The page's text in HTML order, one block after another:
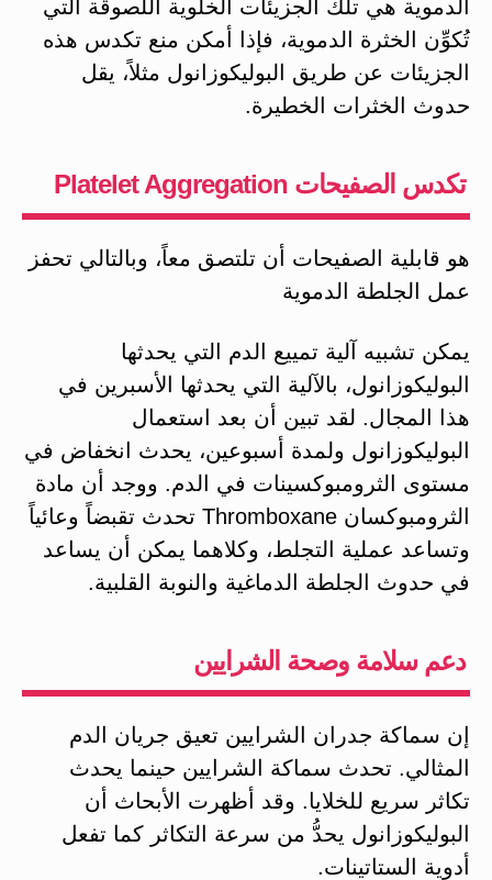
الدموية هي تلك الجزيئات الخلوية اللصوقة التي
تُكوِّن الخثرة الدموية، فإذا أمكن منع تكدس هذه
الجزيئات عن طريق البوليكوزانول مثلاً، يقل
حدوث الخثرات الخطيرة.
تكدس الصفيحات Platelet Aggregation
هو قابلية الصفيحات أن تلتصق معاً، وبالتالي تحفز
عمل الجلطة الدموية
يمكن تشبيه آلية تمييع الدم التي يحدثها
البوليكوزانول، بالآلية التي يحدثها الأسبرين في
هذا المجال. لقد تبين أن بعد استعمال
البوليكوزانول ولمدة أسبوعين، يحدث انخفاض في
مستوى الثرومبوكسينات في الدم. ووجد أن مادة
الثرومبوكسان Thromboxane تحدث تقبضاً وعائياً
وتساعد عملية التجلط، وكلاهما يمكن أن يساعد
في حدوث الجلطة الدماغية والنوبة القلبية.
دعم سلامة وصحة الشرايين
إن سماكة جدران الشرايين تعيق جريان الدم
المثالي. تحدث سماكة الشرايين حينما يحدث
تكاثر سريع للخلايا. وقد أظهرت الأبحاث أن
البوليكوزانول يحدُّ من سرعة التكاثر كما تفعل
أدوية الستاتينات.